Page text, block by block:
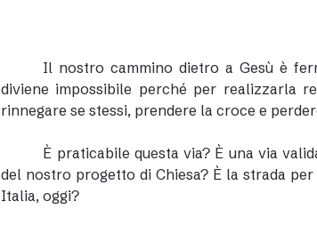
Il nostro cammino dietro a Gesù è
diviene impossibile perché per realizzarla
rinnegare se stessi, prendere la croce e
È praticabile questa via? È una via
del nostro progetto di Chiesa? È la strada
Italia, oggi?